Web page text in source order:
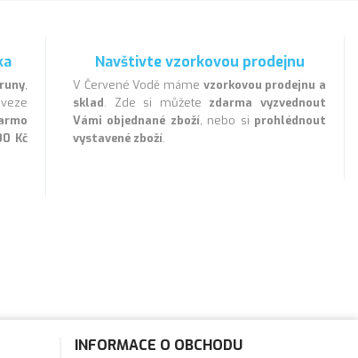
,
Kč
Navštivte vzorkovou prodejnu
V Červené Vodě máme vzorkovou prodejnu a
sklad. Zde si můžete zdarma vyzvednout
Vámi objednané zboží, nebo si prohlédnout
vystavené zboží.
INFORMACE O OBCHODU